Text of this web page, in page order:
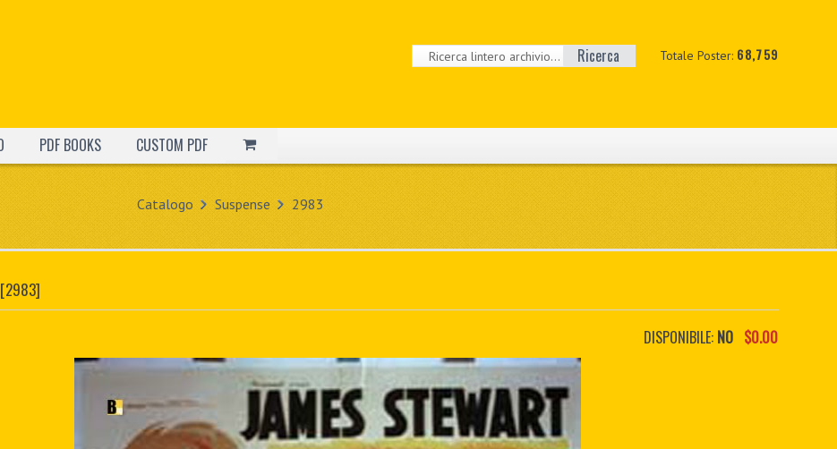
Totale Poster: 68,759
Ricerca
PDF BOOKS CUSTOM PDF
Catalogo Suspense 2983
[2983]
DISPONIBILE: NO $0.00